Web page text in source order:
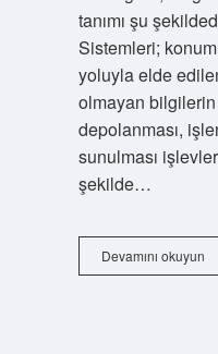
tanımı şu
Sistemleri;
yoluyla elde
olmayan bilgilerin
depolanması,
sunulması
şekilde…
Devamını okuyunCbs